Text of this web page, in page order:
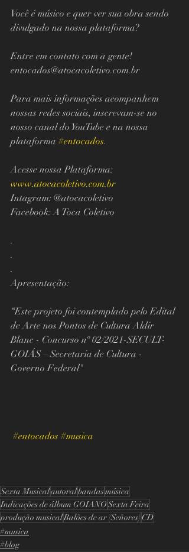
Você é músico e quer ver sua obra sendo
divulgado na nossa plataforma?
Entre em contato com a gente!
entocados@atocacoletivo.com.br
Para mais informações acompanhem
nossas redes sociais, inscrevam-se no
nosso canal do YouTube e na nossa
plataforma #entocados.
Acesse nossa Plataforma:
www.atocacoletivo.com.br
Intagram: @atocacoletivo
Facebook: A Toca Coletivo
.
.
.
Apresentação:
“Este projeto foi contemplado pelo Edital
de Arte nos Pontos de Cultura Aldir
Blanc - Concurso nº 02/2021-SECULT-
GOIÁS – Secretaria de Cultura -
Governo Federal"
#entocados #musica
Sexta Musicalautoralbandasmúsica
Indicações de álbum GOIANOSexta Feira
produção musicalBalões de ar (Señores)CD
#musica
#blog